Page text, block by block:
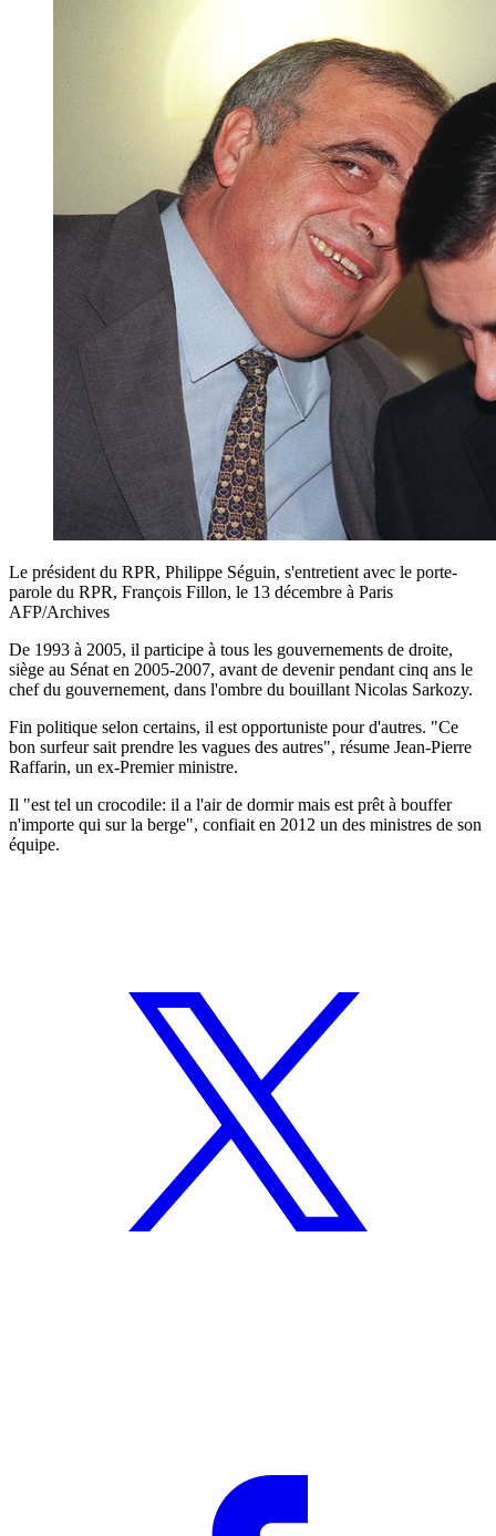
Le président du RPR, Philippe Séguin, s'entretient avec le porte-
parole du RPR, François Fillon, le 13 décembre à Paris
AFP/Archives
De 1993 à 2005, il participe à tous les gouvernements de droite,
siège au Sénat en 2005-2007, avant de devenir pendant cinq ans le
chef du gouvernement, dans l'ombre du bouillant Nicolas Sarkozy.
Fin politique selon certains, il est opportuniste pour d'autres. "Ce
bon surfeur sait prendre les vagues des autres", résume Jean-Pierre
Raffarin, un ex-Premier ministre.
Il "est tel un crocodile: il a l'air de dormir mais est prêt à bouffer
n'importe qui sur la berge", confiait en 2012 un des ministres de son
équipe.